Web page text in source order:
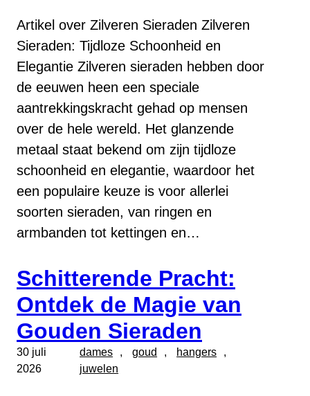
Artikel over Zilveren Sieraden Zilveren
Sieraden: Tijdloze Schoonheid en
Elegantie Zilveren sieraden hebben door
de eeuwen heen een speciale
aantrekkingskracht gehad op mensen
over de hele wereld. Het glanzende
metaal staat bekend om zijn tijdloze
schoonheid en elegantie, waardoor het
een populaire keuze is voor allerlei
soorten sieraden, van ringen en
armbanden tot kettingen en…
Schitterende Pracht:
Ontdek de Magie van
Gouden Sieraden
30 juli
2026
dames , goud , hangers
juwelen